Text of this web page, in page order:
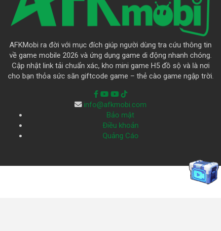
AFKMobi ra đời với mục đích giúp người dùng tra cứu thông tin
về game mobile 2026 và ứng dụng game di động nhanh chóng.
Cập nhật link tải chuẩn xác, kho mini game H5 đồ sộ và là nơi
cho bạn thỏa sức săn giftcode game – thẻ cào game ngập trời.
info@afkmobi.com
Bảo mật
Điều khoản
Quảng Cáo